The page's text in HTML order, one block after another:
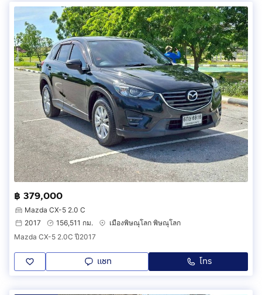
฿ 379,000
Mazda CX-5 2.0 C
2017
156,511 กม.
เมืองพิษณุโลก พิษณุโลก
Mazda CX-5 2.0C ปี2017
แชท โทร